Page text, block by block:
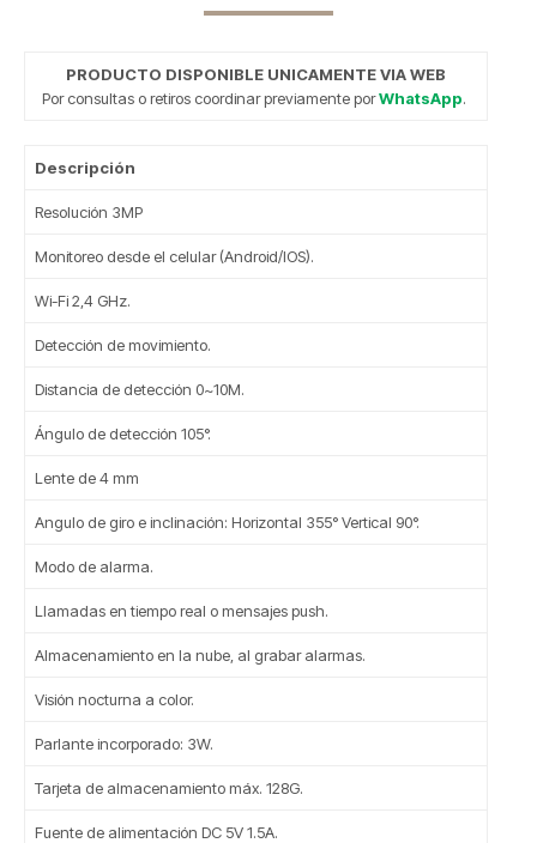
PRODUCTO DISPONIBLE UNICAMENTE VIA WEB
Por consultas o retiros coordinar previamente porWhatsApp.
Descripción
Resolución 3MP
Monitoreo desde el celular (Android/IOS).
Wi-Fi 2,4 GHz.
Detección de movimiento.
Distancia de detección 0~10M.
Ángulo de detección 105°.
Lente de 4 mm
Angulo de giro e inclinación: Horizontal 355° Vertical 90°.
Modo de alarma.
Llamadas en tiempo real o mensajes push.
Almacenamiento en la nube, al grabar alarmas.
Visión nocturna a color.
Parlante incorporado: 3W.
Tarjeta de almacenamiento máx. 128G.
Fuente de alimentación DC 5V 1.5A.